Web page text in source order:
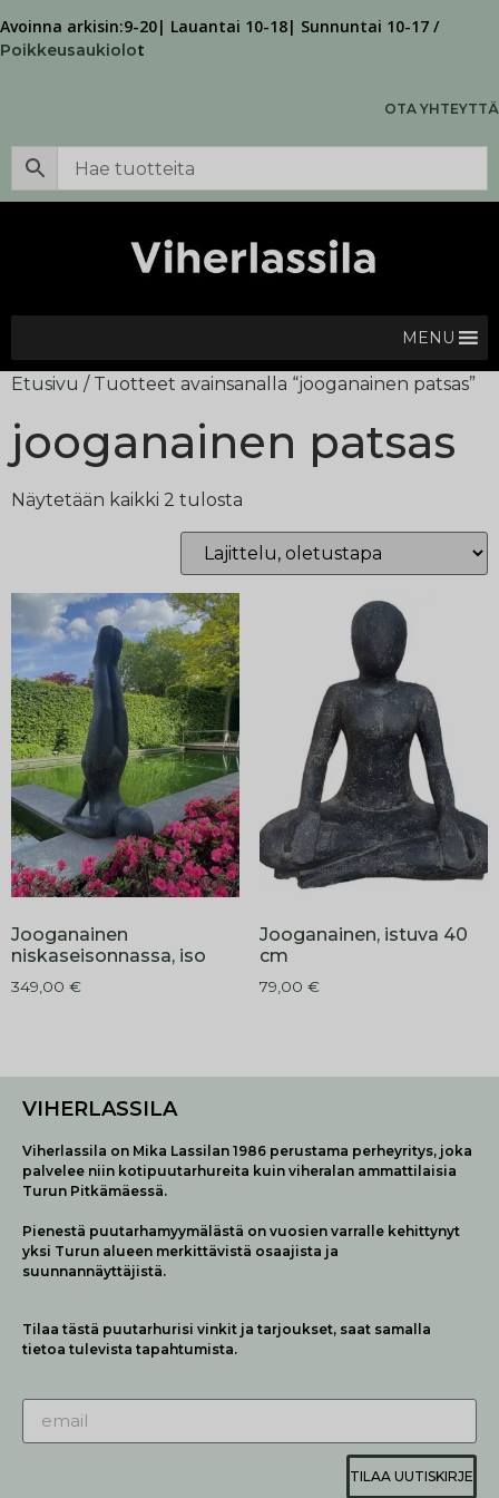
Avoinna arkisin:9-20| Lauantai 10-18| Sunnuntai 10-17 /
Poikkeusaukiolot
OTA YHTEYTTÄ
MENU
Etusivu / Tuotteet avainsanalla “jooganainen patsas”
jooganainen patsas
Näytetään kaikki 2 tulosta
Jooganainen
niskaseisonnassa, iso
349,00 €
Jooganainen, istuva 40
cm
79,00 €
VIHERLASSILA
Viherlassila on Mika Lassilan 1986 perustama perheyritys, joka
palvelee niin kotipuutarhureita kuin viheralan ammattilaisia
Turun Pitkämäessä.
Pienestä puutarhamyymälästä on vuosien varralle kehittynyt
yksi Turun alueen merkittävistä osaajista ja
suunnannäyttäjistä.
Tilaa tästä puutarhurisi vinkit ja tarjoukset, saat samalla
tietoa tulevista tapahtumista.
TILAA UUTISKIRJE